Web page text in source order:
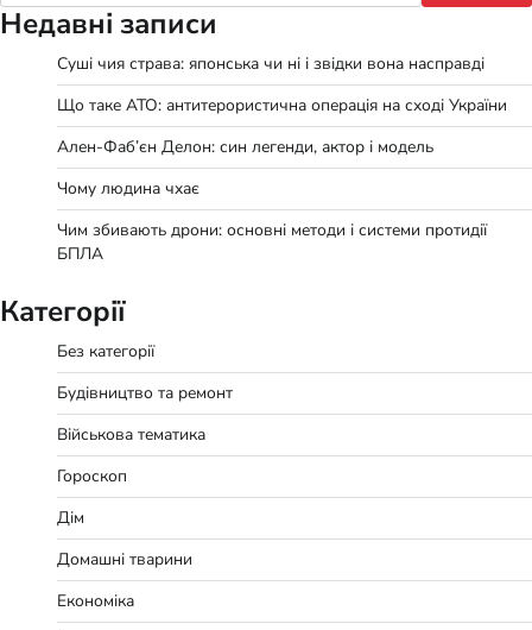
Недавні записи
Суші чия страва: японська чи ні і звідки вона насправді
Що таке АТО: антитерористична операція на сході України
Ален-Фаб’єн Делон: син легенди, актор і модель
Чому людина чхає
Чим збивають дрони: основні методи і системи протидії
БПЛА
Категорії
Без категорії
Будівництво та ремонт
Військова тематика
Гороскоп
Дім
Домашні тварини
Економіка